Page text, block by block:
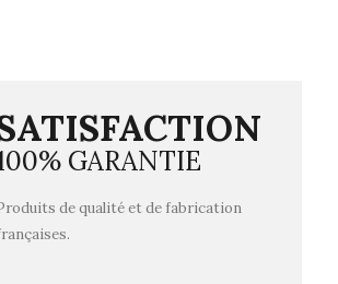
GARANTIE
de qualité et de fabrication